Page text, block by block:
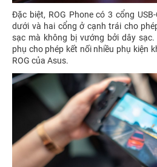
Đặc biệt, ROG Phone có 3 cổng
dưới và hai cổng ở cạnh trái cho
sạc mà không bị vướng bởi dây sạc.
phụ cho phép kết nối nhiều phụ kiện
ROG của Asus.